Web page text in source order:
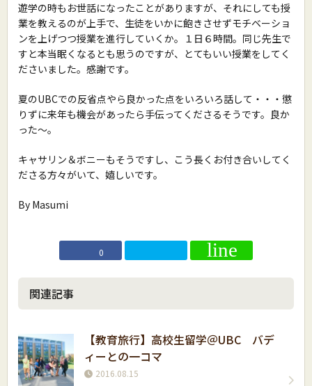
遊学の時もお世話になったことがありますが、それにしても授
業を教えるのが上手で、生徒をいかに飽きさせずモチベーショ
ンを上げつつ授業を進行していくか。１日６時間。同じ先生で
すと本当眠くなるとも思うのですが、とてもいい授業をしてく
ださいました。感謝です。
夏のUBCでの反省点やら良かった点をいろいろ話して・・・懲
りずに来年も機会があったら手伝ってくださるそうです。良か
った〜。
キャサリン＆ボニーもそうですし、こう長くお付き合いしてく
ださる方々がいて、嬉しいです。
By Masumi
0
関連記事
【教育旅行】高校生留学＠UBC バデ
ィーとの一コマ
2016.08.15